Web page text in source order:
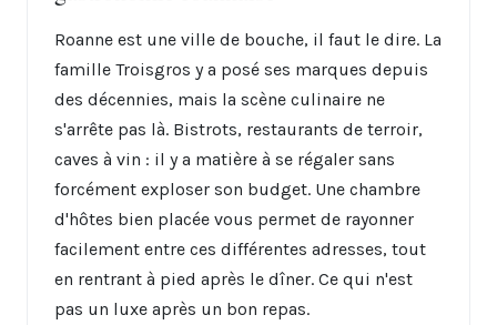
Roanne est une ville de bouche, il faut le dire. La
famille Troisgros y a posé ses marques depuis
des décennies, mais la scène culinaire ne
s'arrête pas là. Bistrots, restaurants de terroir,
caves à vin : il y a matière à se régaler sans
forcément exploser son budget. Une chambre
d'hôtes bien placée vous permet de rayonner
facilement entre ces différentes adresses, tout
en rentrant à pied après le dîner. Ce qui n'est
pas un luxe après un bon repas.